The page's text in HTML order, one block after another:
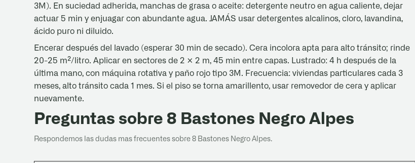
3M). En suciedad adherida, manchas de grasa o aceite: detergente neutro en agua caliente, dejar
actuar 5 min y enjuagar con abundante agua. JAMÁS usar detergentes alcalinos, cloro, lavandina,
ácido puro ni diluido.
Encerar después del lavado (esperar 30 min de secado). Cera incolora apta para alto tránsito; rinde
20-25 m²/litro. Aplicar en sectores de 2 × 2 m, 45 min entre capas. Lustrado: 4 h después de la
última mano, con máquina rotativa y paño rojo tipo 3M. Frecuencia: viviendas particulares cada 3
meses, alto tránsito cada 1 mes. Si el piso se torna amarillento, usar removedor de cera y aplicar
nuevamente.
Preguntas sobre 8 Bastones Negro Alpes
Respondemos las dudas mas frecuentes sobre 8 Bastones Negro Alpes.